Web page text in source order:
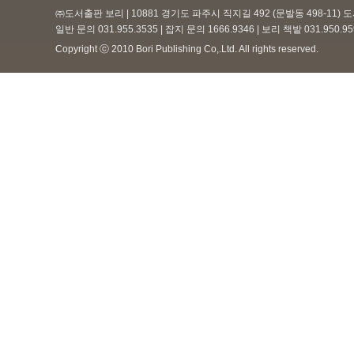
㈜도서출판 보리 | 10881 경기도 파주시 직지길 492 (문발동 498-11)
일반 문의 031.955.3535 | 잡지 문의 1666.9346 | 보리 책밭
Copyright ⓒ 2010 Bori Publishing Co,.Ltd. All rights reserved.